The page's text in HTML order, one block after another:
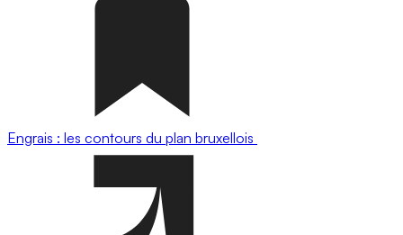
Engrais : les contours du plan bruxellois